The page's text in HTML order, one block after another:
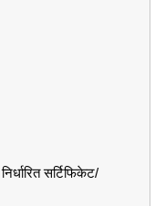
सर्टिफिकेट/